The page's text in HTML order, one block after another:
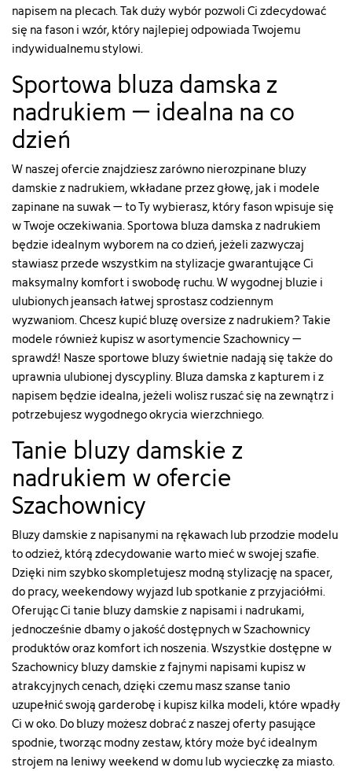
napisem na plecach. Tak duży wybór pozwoli Ci zdecydować
się na fason i wzór, który najlepiej odpowiada Twojemu
indywidualnemu stylowi.
Sportowa bluza damska z
nadrukiem – idealna na co
dzień
W naszej ofercie znajdziesz zarówno nierozpinane bluzy
damskie z nadrukiem, wkładane przez głowę, jak i modele
zapinane na suwak – to Ty wybierasz, który fason wpisuje się
w Twoje oczekiwania. Sportowa bluza damska z nadrukiem
będzie idealnym wyborem na co dzień, jeżeli zazwyczaj
stawiasz przede wszystkim na stylizacje gwarantujące Ci
maksymalny komfort i swobodę ruchu. W wygodnej bluzie i
ulubionych jeansach łatwej sprostasz codziennym
wyzwaniom. Chcesz kupić bluzę oversize z nadrukiem? Takie
modele również kupisz w asortymencie Szachownicy –
sprawdź! Nasze sportowe bluzy świetnie nadają się także do
uprawnia ulubionej dyscypliny.Bluza damska z kapturem i z
napisem będzie idealna, jeżeli wolisz ruszać się na zewnątrz i
potrzebujesz wygodnego okrycia wierzchniego.
Tanie bluzy damskie z
nadrukiem w ofercie
Szachownicy
Bluzy damskie z napisanymi na rękawach lub przodzie modelu
to odzież, którą zdecydowanie warto mieć w swojej szafie.
Dzięki nim szybko skompletujesz modną stylizację na spacer,
do pracy, weekendowy wyjazd lub spotkanie z przyjaciółmi.
Oferując Ci tanie bluzy damskie z napisami i nadrukami,
jednocześnie dbamy o jakość dostępnych w Szachownicy
produktów oraz komfort ich noszenia. Wszystkie dostępne w
Szachownicy bluzy damskie z fajnymi napisami kupisz w
atrakcyjnych cenach, dzięki czemu masz szanse tanio
uzupełnić swoją garderobę i kupisz kilka modeli, które wpadły
Ci w oko. Do bluzy możesz dobrać z naszej oferty pasujące
spodnie, tworząc modny zestaw, który może być idealnym
strojem na leniwy weekend w domu lub wycieczkę za miasto.